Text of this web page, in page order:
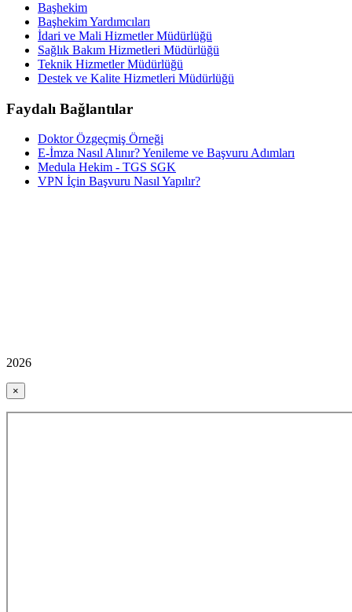
Başhekim
Başhekim Yardımcıları
İdari ve Mali Hizmetler Müdürlüğü
Sağlık Bakım Hizmetleri Müdürlüğü
Teknik Hizmetler Müdürlüğü
Destek ve Kalite Hizmetleri Müdürlüğü
Faydalı Bağlantılar
Doktor Özgeçmiş Örneği
E-İmza Nasıl Alınır? Yenileme ve Başvuru Adımları
Medula Hekim - TGS SGK
VPN İçin Başvuru Nasıl Yapılır?
2026
×